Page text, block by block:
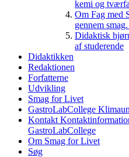
kemi og
Om Fag med
gennem
Didaktisk
af studerende
Didaktikken
Redaktionen
Forfatterne
Udvikling
Smag for Livet
GastroLabCollege
Kontakt
GastroLabCollege
Om Smag for Livet
Søg